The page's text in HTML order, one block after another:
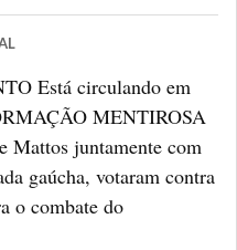
Está circulando em
MENTIROSA
Mattos juntamente com
gaúcha, votaram contra
o combate do